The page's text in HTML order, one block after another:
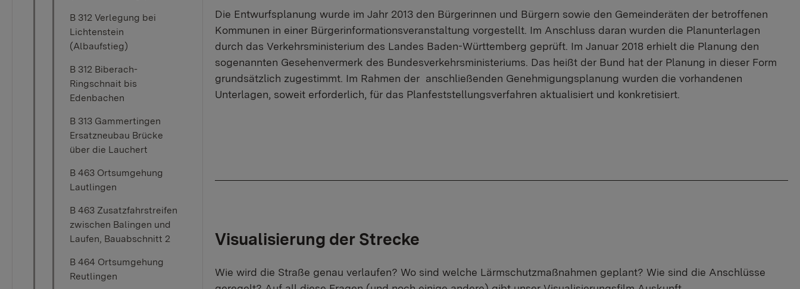
B 312 Verlegung bei
Lichtenstein
(Albaufstieg)
B 312 Biberach-
Ringschnait bis
Edenbachen
B 313 Gammertingen
Ersatzneubau Brücke
über die Lauchert
B 463 Ortsumgehung
Lautlingen
B 463 Zusatzfahrstreifen
zwischen Balingen und
Laufen, Bauabschnitt 2
B 464 Ortsumgehung
Reutlingen
​Die Entwurfsplanung wurde im Jahr 2013 den Bürgerinnen und Bürgern sowie den Gemeinderäten der betroffenen
Kommunen in einer Bürgerinformationsveranstaltung vorgestellt. Im Anschluss daran wurden die Planunterlagen
durch das Verkehrsministerium des Landes Baden-Württemberg geprüft. Im Januar 2018 erhielt die Planung den
sogenannten Gesehenvermerk des Bundesverkehrsministeriums. Das heißt der Bund hat der Planung in dieser Form
grundsätzlich zugestimmt. Im Rahmen der anschließenden Genehmigungsplanung wurden die vorhandenen
Unterlagen, soweit erforderlich, für das Planfeststellungsverfahren aktualisiert und konkretisiert.
Visualisierung der Strecke
Wie wird die Straße genau verlaufen? Wo sind welche Lärmschutzmaßnahmen geplant? Wie sind die Anschlüsse